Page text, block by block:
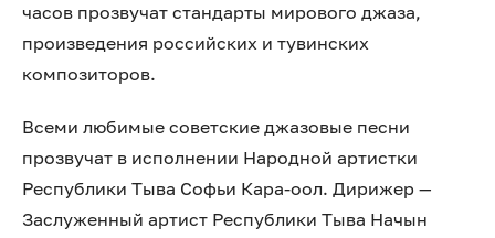
часов прозвучат стандарты мирового джаза,
произведения российских и тувинских
композиторов.
Всеми любимые советские джазовые песни
прозвучат в исполнении Народной артистки
Республики Тыва Софьи Кара-оол. Дирижер —
Заслуженный артист Республики Тыва Начын